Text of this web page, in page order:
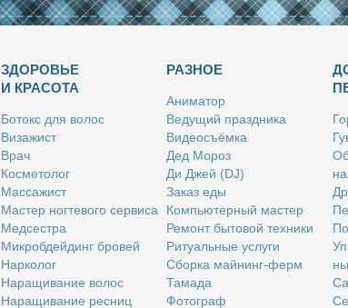
ЗДОРОВЬЕ
И КРАСОТА
Бо­токс для во­лос
Ви­за­жист
Врач
Кос­ме­то­лог
Мас­са­жист
Ма­стер ног­те­во­го сер­ви­са
Мед­сест­ра
Мик­роб­дей­динг бро­вей
Нар­ко­лог
На­ра­щи­ва­ние во­лос
На­ра­щи­ва­ние рес­ниц
РАЗНОЕ
Ани­ма­тор
Ве­ду­щий празд­ни­ка
Ви­део­съём­ка
Дед Мо­роз
Ди Джей (DJ)
За­каз еды
Ком­пью­тер­ный ма­стер
Ре­монт бы­то­вой тех­ни­ки
Ри­ту­аль­ные услу­ги
Сбор­ка май­нинг-ферм
Та­ма­да
Фо­то­граф